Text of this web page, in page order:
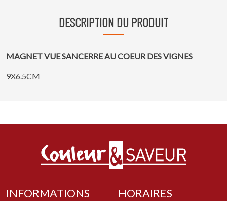
DESCRIPTION DU PRODUIT
MAGNET VUE SANCERRE AU COEUR DES VIGNES
9X6.5CM
INFORMATIONS HORAIRES